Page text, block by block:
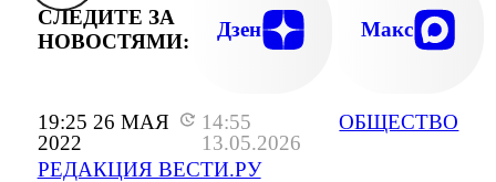
19:25 26 МАЯ
2022
14:55
13.05.2026
РЕДАКЦИЯ ВЕСТИ.РУ
ОБЩЕСТВО
СЛЕДИТЕ ЗА
НОВОСТЯМИ:
Дзен Макс